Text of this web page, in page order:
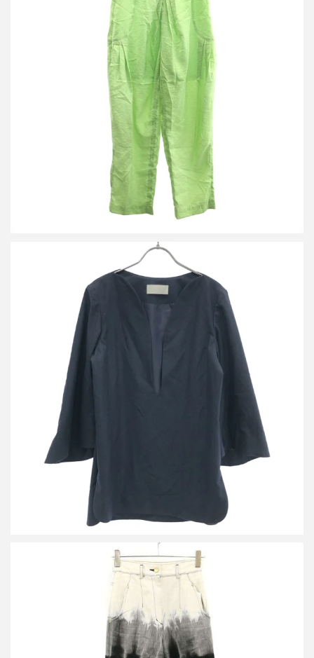
マメ クロゴウチ 25SS Volume Tack High Waisted Wide Trousers
ボリュームタックハイウエストワイドトラウザーズパンツ
MM25SS-PT050
買取金額14,400円
詳しく見る
マメ クロゴウチ 24AW Wool Flannel Plunge Top ウールフランネ
マメ クロゴウチ 24AW Gradient Dye Flare Jeans グラデーション